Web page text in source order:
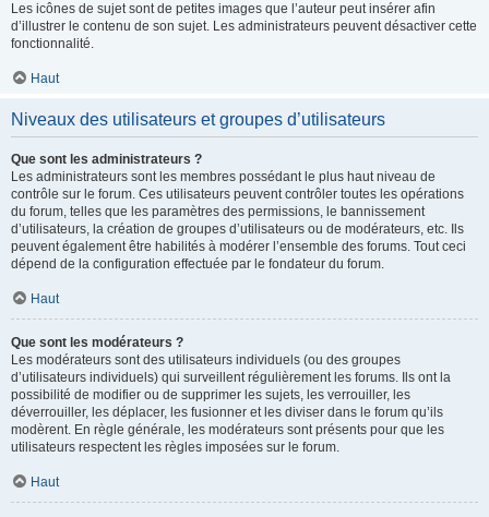
Les icônes de sujet sont de petites images que l’auteur peut insérer afin
d’illustrer le contenu de son sujet. Les administrateurs peuvent désactiver cette
fonctionnalité.
Haut
Niveaux des utilisateurs et groupes d’utilisateurs
Que sont les administrateurs ?
Les administrateurs sont les membres possédant le plus haut niveau de
contrôle sur le forum. Ces utilisateurs peuvent contrôler toutes les opérations
du forum, telles que les paramètres des permissions, le bannissement
d’utilisateurs, la création de groupes d’utilisateurs ou de modérateurs, etc. Ils
peuvent également être habilités à modérer l’ensemble des forums. Tout ceci
dépend de la configuration effectuée par le fondateur du forum.
Haut
Que sont les modérateurs ?
Les modérateurs sont des utilisateurs individuels (ou des groupes
d’utilisateurs individuels) qui surveillent régulièrement les forums. Ils ont la
possibilité de modifier ou de supprimer les sujets, les verrouiller, les
déverrouiller, les déplacer, les fusionner et les diviser dans le forum qu’ils
modèrent. En règle générale, les modérateurs sont présents pour que les
utilisateurs respectent les règles imposées sur le forum.
Haut